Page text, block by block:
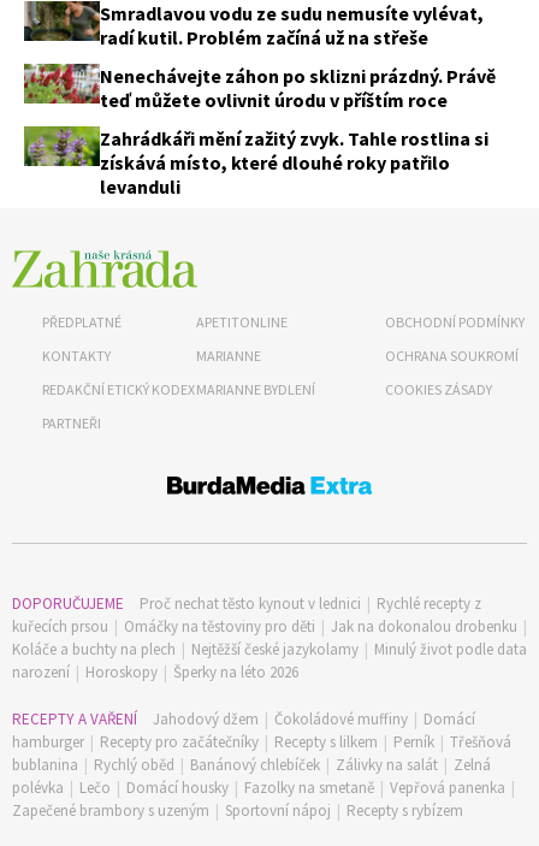
74 Kč
Smradlavou vodu ze sudu nemusíte vylévat,
radí kutil. Problém začíná už na střeše
Nenechávejte záhon po sklizni prázdný. Právě
teď můžete ovlivnit úrodu v příštím roce
Zahrádkáři mění zažitý zvyk. Tahle rostlina si
získává místo, které dlouhé roky patřilo
levanduli
PŘEDPLATNÉ
KONTAKTY
REDAKČNÍ ETICKÝ KODEX
PARTNEŘI
APETITONLINE
MARIANNE
MARIANNE BYDLENÍ
OBCHODNÍ PODMÍNKY
OCHRANA SOUKROMÍ
COOKIES ZÁSADY
DOPORUČUJEME Proč nechat těsto kynout v lednici | Rychlé recepty z
kuřecích prsou | Omáčky na těstoviny pro děti | Jak na dokonalou drobenku |
Koláče a buchty na plech | Nejtěžší české jazykolamy | Minulý život podle data
narození | Horoskopy | Šperky na léto 2026
RECEPTY A VAŘENÍ Jahodový džem | Čokoládové muffiny | Domácí
hamburger | Recepty pro začátečníky | Recepty s lilkem | Perník | Třešňová
bublanina | Rychlý oběd | Banánový chlebíček | Zálivky na salát | Zelná
polévka | Lečo | Domácí housky | Fazolky na smetaně | Vepřová panenka |
Zapečené brambory s uzeným | Sportovní nápoj | Recepty s rybízem